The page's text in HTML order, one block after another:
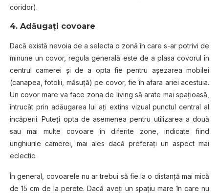
coridor).
4. Adăugaţi covoare
Dacă există nevoia de a selecta o zonă în care s-ar potrivi de
minune un covor, regula generală este de a plasa covorul în
centrul camerei şi de a opta fie pentru aşezarea mobilei
(canapea, fotolii, măsuţă) pe covor, fie în afara ariei acestuia.
Un covor mare va face zona de living să arate mai spaţioasă,
întrucât prin adăugarea lui aţi extins vizual punctul central al
încăperii. Puteţi opta de asemenea pentru utilizarea a două
sau mai multe covoare în diferite zone, indicate fiind
unghiurile camerei, mai ales dacă preferați un aspect mai
eclectic.
În general, covoarele nu ar trebui să fie la o distanţă mai mică
de 15 cm de la perete. Dacă aveți un spațiu mare în care nu